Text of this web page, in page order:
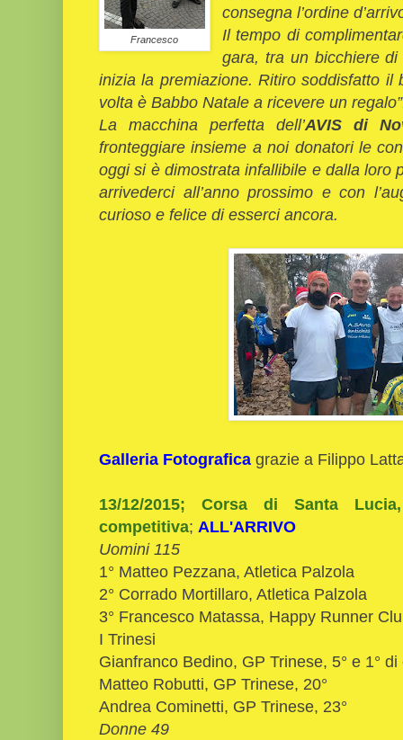
Francesco
consegna l’ordine
Il tempo di
gara, tra un bicchiere
inizia la premiazione. Ritiro soddisfatto il
volta è Babbo Natale a ricevere un
La macchina perfetta dell’AVIS di
fronteggiare insieme a noi donatori le
oggi si è dimostrata infallibile e dalla loro
arrivederci all’anno prossimo e con
curioso e felice di esserci ancora.
Galleria Fotografica grazie a Filippo
13/12/2015; Corsa di Santa
competitiva; ALL'ARRIVO
Uomini 115
1° Matteo Pezzana, Atletica Palzola
2° Corrado Mortillaro, Atletica Palzola
3° Francesco Matassa, Happy Runner
I Trinesi
Gianfranco Bedino, GP Trinese, 5° e 1° di
Matteo Robutti, GP Trinese, 20°
Andrea Cominetti, GP Trinese, 23°
Donne 49